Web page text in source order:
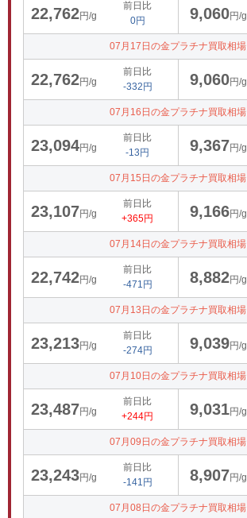
22,762円/g
前日比
0円
9,060円/g
07月17日の金プラチナ買取相場
22,762円/g
前日比
-332円
9,060円/g
07月16日の金プラチナ買取相場
23,094円/g
前日比
-13円
9,367円/g
07月15日の金プラチナ買取相場
23,107円/g
前日比
+365円
9,166円/g
07月14日の金プラチナ買取相場
22,742円/g
前日比
-471円
8,882円/g
07月13日の金プラチナ買取相場
23,213円/g
前日比
-274円
9,039円/g
07月10日の金プラチナ買取相場
23,487円/g
前日比
+244円
9,031円/g
07月09日の金プラチナ買取相場
23,243円/g
前日比
-141円
8,907円/g
07月08日の金プラチナ買取相場